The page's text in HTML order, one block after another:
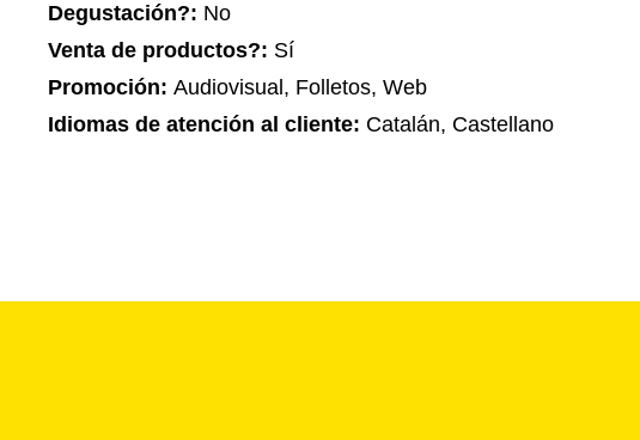
Degustación?: No
Venta de productos?: Sí
Promoción: Audiovisual, Folletos, Web
Idiomas de atención al cliente: Catalán, Castellano